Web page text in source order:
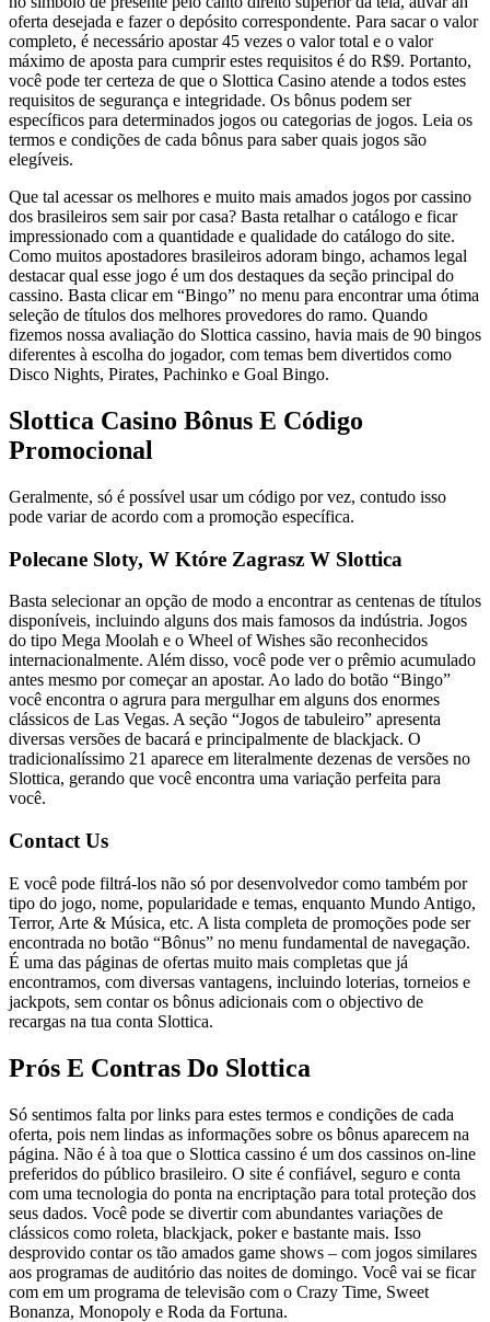
oferta desejada e fazer o depósito correspondente. Para sacar o valor
completo, é necessário apostar 45 vezes o valor total e o valor
máximo de aposta para cumprir estes requisitos é do R$9. Portanto,
você pode ter certeza de que o Slottica Casino atende a todos estes
requisitos de segurança e integridade. Os bônus podem ser
específicos para determinados jogos ou categorias de jogos. Leia os
termos e condições de cada bônus para saber quais jogos são
elegíveis.
Que tal acessar os melhores e muito mais amados jogos por cassino
dos brasileiros sem sair por casa? Basta retalhar o catálogo e ficar
impressionado com a quantidade e qualidade do catálogo do site.
Como muitos apostadores brasileiros adoram bingo, achamos legal
destacar qual esse jogo é um dos destaques da seção principal do
cassino. Basta clicar em “Bingo” no menu para encontrar uma ótima
seleção de títulos dos melhores provedores do ramo. Quando
fizemos nossa avaliação do Slottica cassino, havia mais de 90 bingos
diferentes à escolha do jogador, com temas bem divertidos como
Disco Nights, Pirates, Pachinko e Goal Bingo.
Slottica Casino Bônus E Código
Promocional
Geralmente, só é possível usar um código por vez, contudo isso
pode variar de acordo com a promoção específica.
Polecane Sloty, W Które Zagrasz W Slottica
Basta selecionar an opção de modo a encontrar as centenas de títulos
disponíveis, incluindo alguns dos mais famosos da indústria. Jogos
do tipo Mega Moolah e o Wheel of Wishes são reconhecidos
internacionalmente. Além disso, você pode ver o prêmio acumulado
antes mesmo por começar an apostar. Ao lado do botão “Bingo”
você encontra o agrura para mergulhar em alguns dos enormes
clássicos de Las Vegas. A seção “Jogos de tabuleiro” apresenta
diversas versões de bacará e principalmente de blackjack. O
tradicionalíssimo 21 aparece em literalmente dezenas de versões no
Slottica, gerando que você encontra uma variação perfeita para
você.
Contact Us
E você pode filtrá-los não só por desenvolvedor como também por
tipo do jogo, nome, popularidade e temas, enquanto Mundo Antigo,
Terror, Arte & Música, etc. A lista completa de promoções pode ser
encontrada no botão “Bônus” no menu fundamental de navegação.
É uma das páginas de ofertas muito mais completas que já
encontramos, com diversas vantagens, incluindo loterias, torneios e
jackpots, sem contar os bônus adicionais com o objectivo de
recargas na tua conta Slottica.
Prós E Contras Do Slottica
Só sentimos falta por links para estes termos e condições de cada
oferta, pois nem lindas as informações sobre os bônus aparecem na
página. Não é à toa que o Slottica cassino é um dos cassinos on-line
preferidos do público brasileiro. O site é confiável, seguro e conta
com uma tecnologia do ponta na encriptação para total proteção dos
seus dados. Você pode se divertir com abundantes variações de
clássicos como roleta, blackjack, poker e bastante mais. Isso
desprovido contar os tão amados game shows – com jogos similares
aos programas de auditório das noites de domingo. Você vai se ficar
com em um programa de televisão com o Crazy Time, Sweet
Bonanza, Monopoly e Roda da Fortuna.